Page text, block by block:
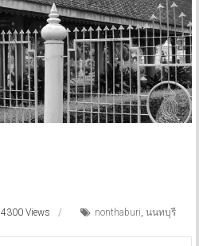
4300 Views nonthaburi, นนทบุรี